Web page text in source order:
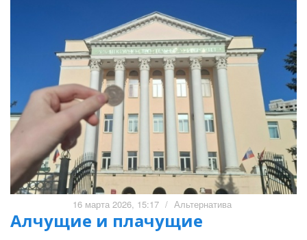
16 марта 2026, 15:17 / Альтернатива
Алчущие и плачущие